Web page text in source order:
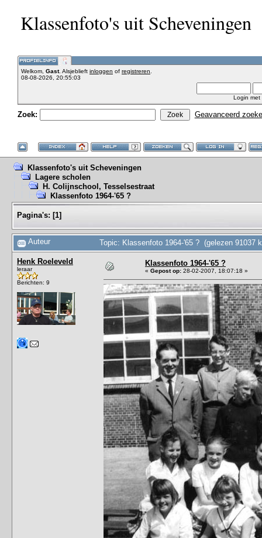
Klassenfoto's uit Scheveningen
Welkom, Gast. Alsjeblieft inloggen of registreren
08-08-2026, 20:55:03
Login met
Zoek: Geavanceerd
Klassenfoto's uit Scheveningen
Lagere scholen
H. Colijnschool, Tesselsestraat
Klassenfoto 1964-'65 ?
Pagina's: [1]
Auteur Topic: Klassenfoto 1964-'65 ? (gelezen 91037
Henk Roeleveld
leraar
Berichten: 9
Klassenfoto 1964-'65 ?
« Gepost op: 28-02-2007, 18:07:18 »